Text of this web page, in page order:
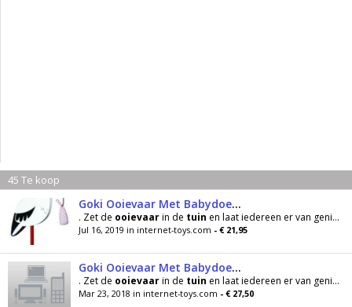
45 Te koop
Goki Ooievaar Met Babydoekje
. Zet de ooievaarin de tuin en laat iedereen er van genieten! Plaats de paal in de grond, zodat
Jul 16, 2019 in internet-toys.com - € 21,95
Goki Ooievaar Met Babydoekje
. Zet de ooievaarin de tuin en laat iedereen er van genieten! Plaats de paal in de grond, zodat
Mar 23, 2018 in internet-toys.com - € 27,50